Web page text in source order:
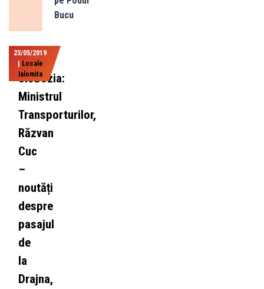
Bucu
23/05/2019
Locale
Ialomita
Slobozia:
Ministrul
Transporturilor,
Răzvan
Cuc
–
noutăți
despre
pasajul
de
la
Drajna,